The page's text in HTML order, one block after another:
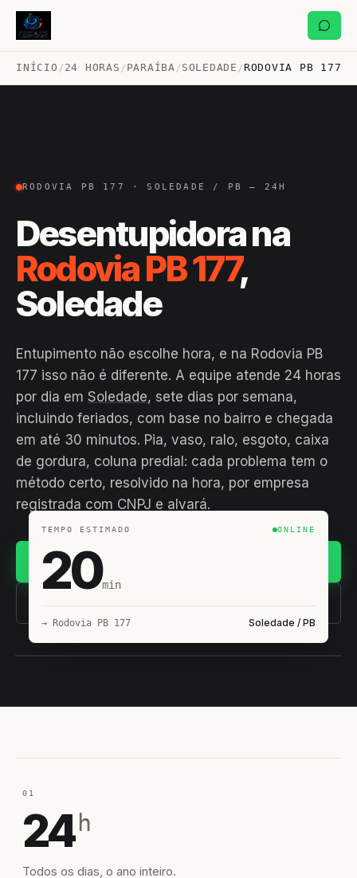
INÍCIO /24 HORAS /PARAÍBA /SOLEDADE /RODOVIA PB 177
RODOVIA PB 177 · SOLEDADE / PB — 24H
Desentupidora na
Rodovia PB 177,
Soledade
Entupimento não escolhe hora, e na Rodovia PB
177 isso não é diferente. A equipe atende 24 horas
por dia em Soledade, sete dias por semana,
incluindo feriados, com base no bairro e chegada
em até 30 minutos. Pia, vaso, ralo, esgoto, caixa
de gordura, coluna predial: cada problema tem o
método certo, resolvido na hora, por empresa
registrada com CNPJ e alvará.
(11) 93407-8838
TEMPO ESTIMADO ONLINE
20min
→ Rodovia PB 177 Soledade / PB
01
24 h
Todos os dias, o ano inteiro.